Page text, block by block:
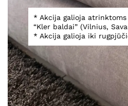
* Akcija galioja
“Kler baldai” (Vilnius,
* Akcija galioja iki
Klasika
Klasika, Moderni klasika
Modernus